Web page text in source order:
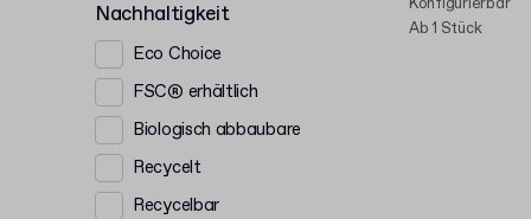
Nachhaltigkeit
Eco Choice
FSC® erhältlich
Biologisch abbaubare
Recycelt
Recycelbar
Konfigurierbar
Ab 1 Stück